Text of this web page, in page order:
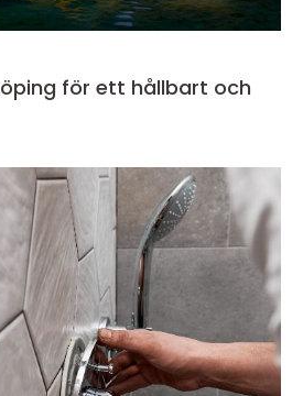
för ett hållbart och